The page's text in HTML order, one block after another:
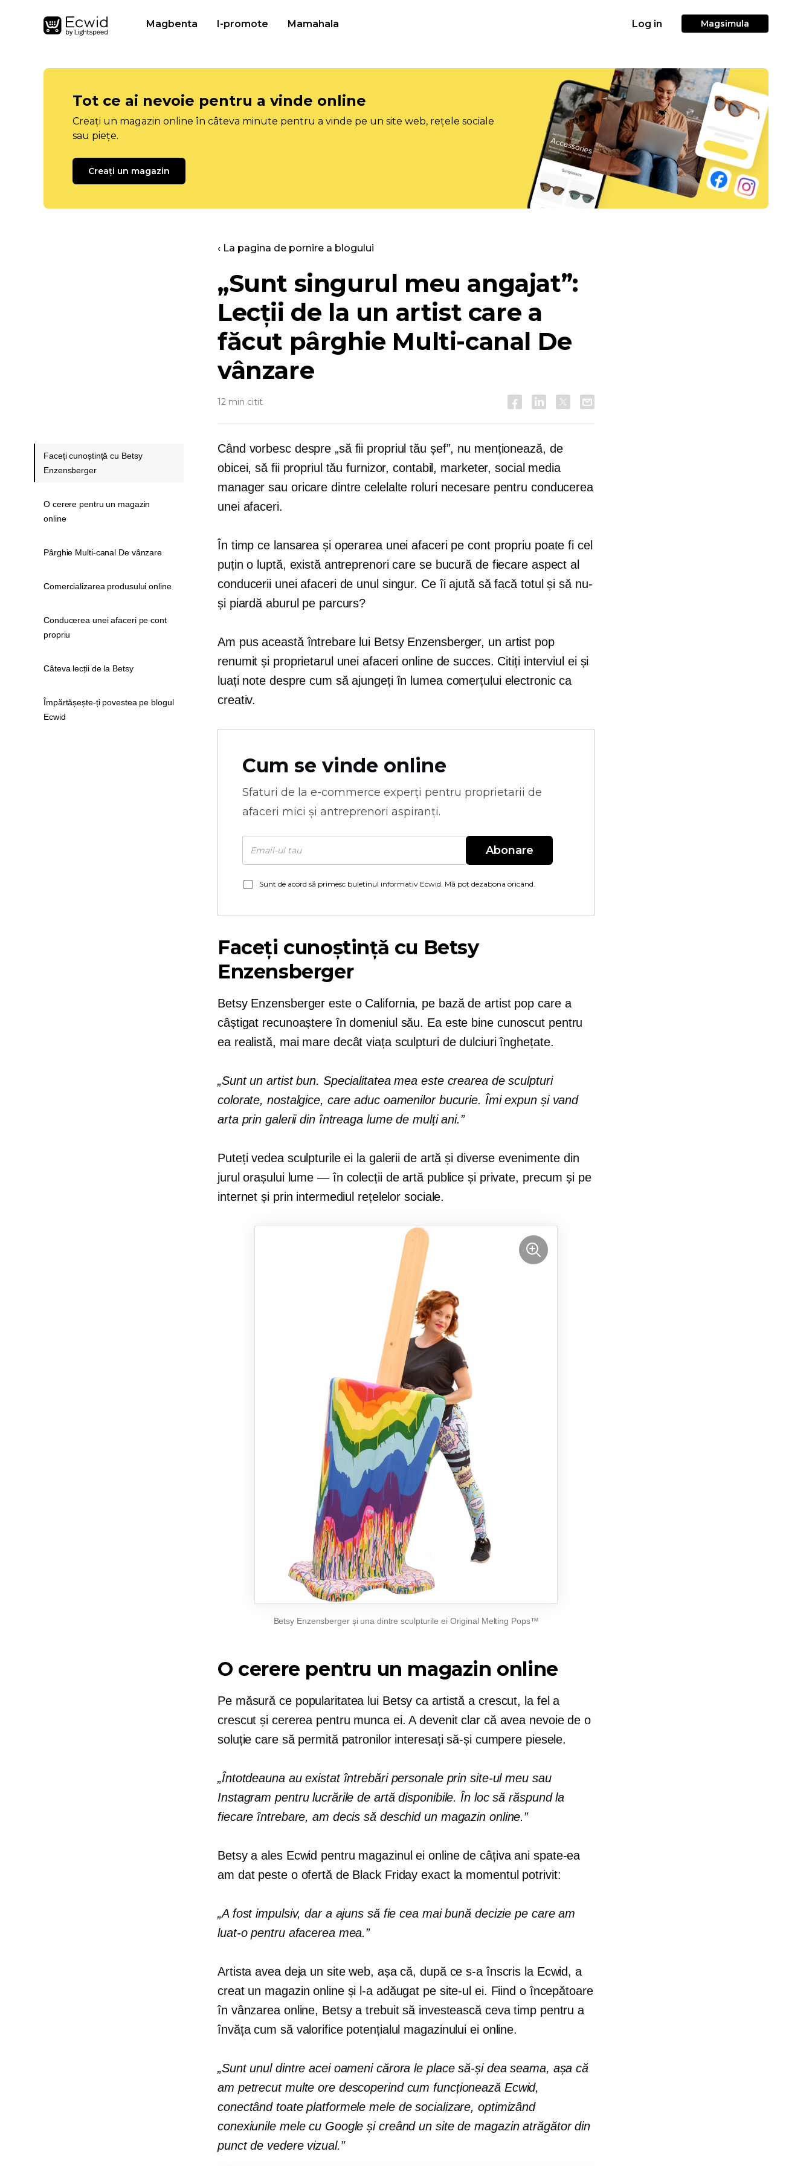
Magbenta I-promote Mamahala Log in Magsimula
Tot ce ai nevoie pentru a vinde online
Creați un magazin online în câteva minute pentru a vinde pe un site web, rețele sociale
sau piețe.
Creați un magazin
‹ La pagina de pornire a blogului
„Sunt singurul meu angajat”:
Lecții de la un artist care a
făcut pârghie Multi-canal De
vânzare
12 min citit
Când vorbesc despre „să fii propriul tău șef”, nu menționează, de
obicei, să fii propriul tău furnizor, contabil, marketer, social media
manager sau oricare dintre celelalte roluri necesare pentru conducerea
unei afaceri.
În timp ce lansarea și operarea unei afaceri pe cont propriu poate fi cel
puțin o luptă, există antreprenori care se bucură de fiecare aspect al
conducerii unei afaceri de unul singur. Ce îi ajută să facă totul și să nu-
și piardă aburul pe parcurs?
Am pus această întrebare lui Betsy Enzensberger, un artist pop
renumit și proprietarul unei afaceri online de succes. Citiți interviul ei și
luați note despre cum să ajungeți în lumea comerțului electronic ca
creativ.
Cum se vinde online
Sfaturi de la e-commerce experți pentru proprietarii de
afaceri mici și antreprenori aspiranți.
Abonare
Sunt de acord să primesc buletinul informativ Ecwid. Mă pot dezabona oricând.
Faceți cunoștință cu Betsy
Enzensberger
Betsy Enzensberger este o California, pe bază de artist pop care a
câștigat recunoaștere în domeniul său. Ea este bine cunoscut pentru
ea realistă, mai mare decât viațasculpturi de dulciuri înghețate.
„Sunt un artist bun. Specialitatea mea este crearea de sculpturi
colorate, nostalgice, care aduc oamenilor bucurie. Îmi expun și vand
arta prin galerii din întreaga lume de mulți ani.”
Puteți vedea sculpturile ei la galerii de artă și diverse evenimente din
jurul orașului lume — în colecții de artă publice și private, precum și pe
internet și prin intermediul rețelelor sociale.
Betsy Enzensberger și una dintre sculpturile ei Original Melting Pops™
O cerere pentru un magazin online
Pe măsură ce popularitatea lui Betsy ca artistă a crescut, la fel a
crescut și cererea pentru munca ei. A devenit clar că avea nevoie de o
soluție care să permită patronilor interesați să-și cumpere piesele.
„Întotdeauna au existat întrebări personale prin site-ul meu sau
Instagram pentru lucrările de artă disponibile. În loc să răspund la
fiecare întrebare, am decis să deschid un magazin online.”
Betsy a ales Ecwid pentru magazinul ei online de câțiva ani spate-ea
am dat peste o ofertă de Black Friday exact la momentul potrivit:
„A fost impulsiv, dar a ajuns să fie cea mai bună decizie pe care am
luat-o pentru afacerea mea.”
Artista avea deja un site web, așa că, după ce s-a înscris la Ecwid, a
creat un magazin online și l-a adăugat pe site-ul ei. Fiind o începătoare
în vânzarea online, Betsy a trebuit să investească ceva timp pentru a
învăța cum să valorifice potențialul magazinului ei online.
„Sunt unul dintre acei oameni cărora le place să-și dea seama, așa că
am petrecut multe ore descoperind cum funcționează Ecwid,
conectând toate platformele mele de socializare, optimizând
conexiunile mele cu Google și creând un site de magazin atrăgător din
punct de vedere vizual.”
Faceți cunoștință cu Betsy
Enzensberger
O cerere pentru un magazin
online
Pârghie Multi-canal De vânzare
Comercializarea produsului online
Conducerea unei afaceri pe cont
propriu
Câteva lecții de la Betsy
Împărtășește-ți povestea pe blogul
Ecwid